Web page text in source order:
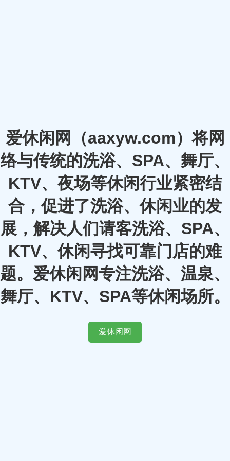
爱休闲网（aaxyw.com）将网
络与传统的洗浴、SPA、舞厅、
KTV、夜场等休闲行业紧密结
合，促进了洗浴、休闲业的发
展，解决人们请客洗浴、SPA、
KTV、休闲寻找可靠门店的难
题。爱休闲网专注洗浴、温泉、
舞厅、KTV、SPA等休闲场所。
爱休闲网